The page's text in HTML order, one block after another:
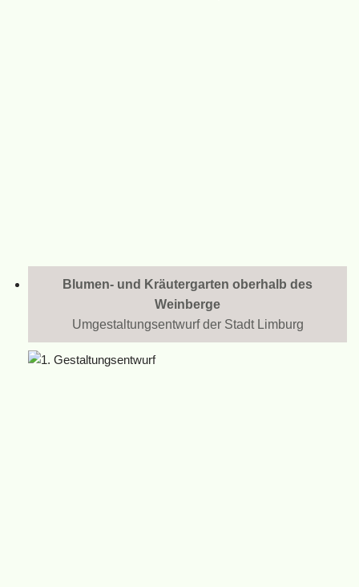
Blumen- und Kräutergarten oberhalb des
Weinberge
Umgestaltungsentwurf der Stadt Limburg